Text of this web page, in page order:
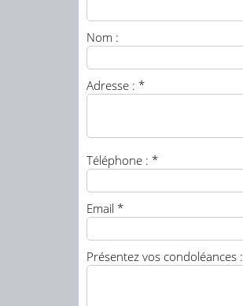
Nom :
Adresse : *
Téléphone : *
Email *
Présentez vos condoléances :